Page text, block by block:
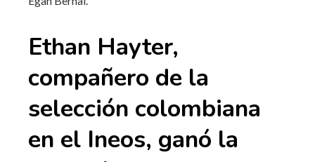
Ethan Hayter,
compañero de la
selección colombiana
en el Ineos, ganó la